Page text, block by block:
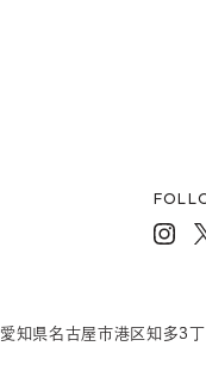
愛知県名古屋市港区知多3